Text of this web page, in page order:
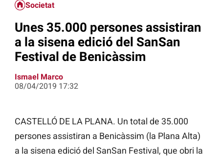
Societat
Unes 35.000 persones assistiran
a la sisena edició del SanSan
Festival de Benicàssim
Ismael Marco
08/04/2019 17:32
CASTELLÓ DE LA PLANA. Un total de 35.000
persones assistiran a Benicàssim (la Plana Alta)
a la sisena edició del SanSan Festival, que obri la